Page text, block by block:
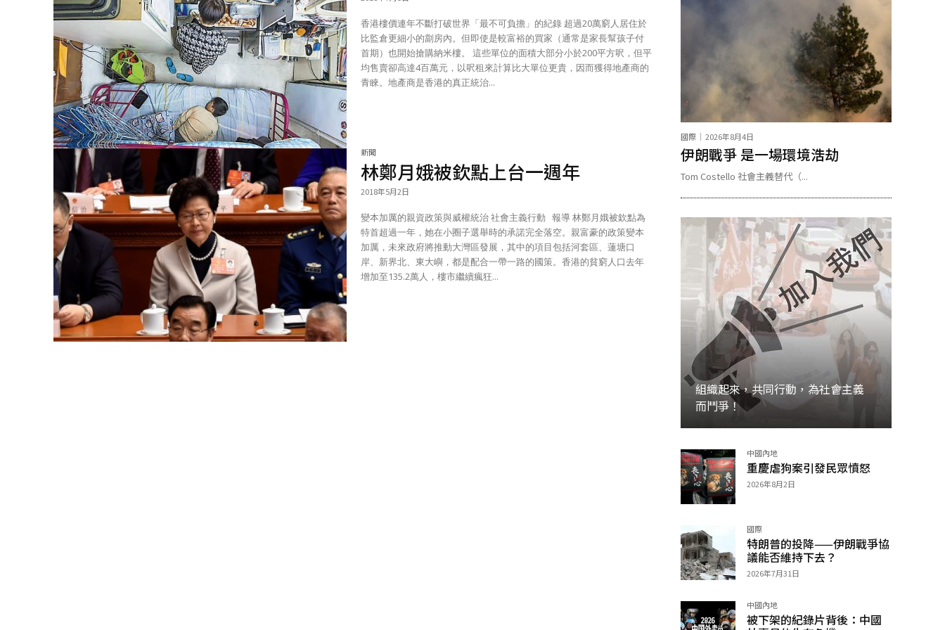
香港樓價連年不斷打破世界「最不可負擔」的紀錄 超過20萬窮人居住於
比監倉更細小的劏房內。但即使是較富裕的買家（通常是家長幫孩子付
首期）也開始搶購納米樓。 這些單位的面積大部分小於200平方呎，但平
均售賣卻高達4百萬元，以呎租來計算比大單位更貴，因而獲得地產商的
青睞。地產商是香港的真正統治...
新聞
林鄭月娥被欽點上台一週年
2018年5月2日
變本加厲的親資政策與威權統治 社會主義行動 報導 林鄭月娥被欽點為
特首超過一年，她在小圈子選舉時的承諾完全落空。親富豪的政策變本
加厲，未來政府將推動大灣區發展，其中的項目包括河套區、蓮塘口
岸、新界北、東大嶼，都是配合一帶一路的國策。香港的貧窮人口去年
增加至135.2萬人，樓市繼續瘋狂...
國際 2026年8月4日
伊朗戰爭 是一場環境浩劫
Tom Costello 社會主義替代（...
組織起來，共同行動，為社會主義
而鬥爭！
加入 中國內地
重慶虐狗案引發民眾憤怒
2026年8月2日
國際
特朗普的投降——伊朗戰爭協
議能否維持下去？
2026年7月31日
中國內地
被下架的紀錄片背後：中國